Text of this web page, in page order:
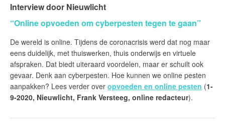
Interview door Nieuwlicht
“Online opvoeden om cyberpesten tegen te gaan”
De wereld is online. Tijdens de coronacrisis werd dat nog maar
eens duidelijk, met thuiswerken, thuis onderwijs en virtuele
afspraken. Dat biedt uiteraard voordelen, maar er schuilt ook
gevaar. Denk aan cyberpesten. Hoe kunnen we online pesten
aanpakken? Lees verder over opvoeden en online pesten (1-
9-2020, Nieuwlicht, Frank Versteeg, online redacteur).